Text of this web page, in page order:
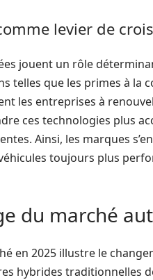
levier de
jouent un rôle
telles que les primes à la
les entreprises à
ces technologies plus
Ainsi, les marques
toujours plus
du marché
en 2025 illustre le
hybrides traditionnelles